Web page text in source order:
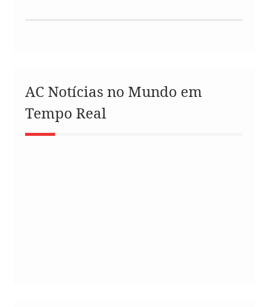
AC Notícias no Mundo em
Tempo Real